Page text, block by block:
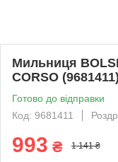
Мильниця
CORSO (9681411)
Готово до відправки
Код: 9681411
993 ₴ 1 141 ₴